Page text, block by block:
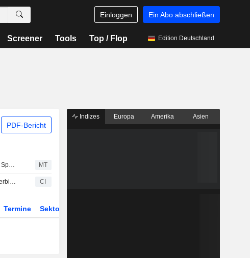
Einloggen Ein Abo abschließen
Screener Tools Top / Flop Edition Deutschland
PDF-Bericht
Rock Tech Lithium unterzeichnet Spodumen-Abnahmevertrag mit Transamine und sichert sich Fazilität über bis zu 80 Mio. USD MT
Rock Tech Lithium Inc. schließt verbindlichen Spodumen-Abnahmevertrag mit Transamine SA und sichert sich Vorfinanzierungsrahmen von bis zu 80 Mio. USD CI
Termine Sektor
Indizes Europa Amerika Asien